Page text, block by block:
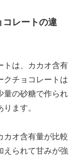
コレートの違
トは、カカオ含有
クチョコレートは
量の砂糖で作られ
ます。
カオ含有量が比較
えられて甘みが強